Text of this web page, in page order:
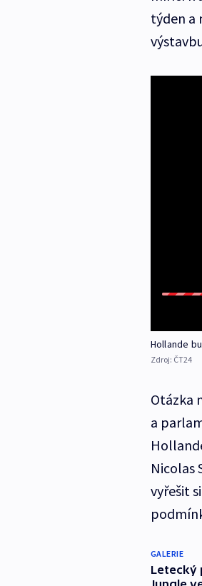
týden a
Hollande
Zdroj: ČT24
Otázka
a
Nicolas
vyřešit
GALERIE
Letecký